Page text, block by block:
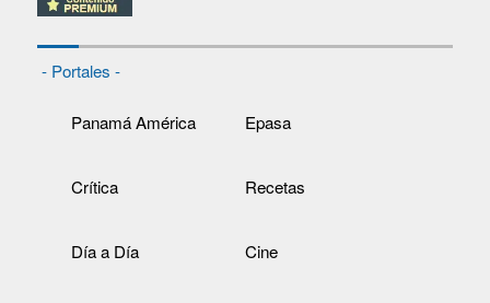
- Portales -
Panamá América Epasa
Crítica Recetas
Día a Día Cine